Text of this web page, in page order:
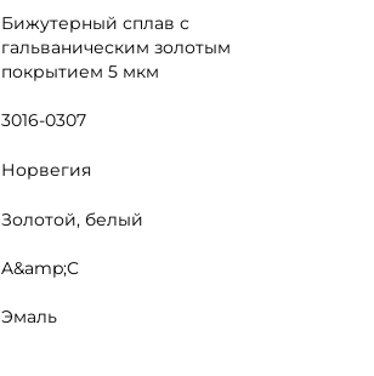
Бижутерный сплав с
гальваническим золотым
покрытием 5 мкм
3016-0307
Норвегия
Золотой, белый
A&amp;C
Эмаль